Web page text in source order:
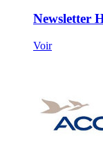
Newsletter
Voir